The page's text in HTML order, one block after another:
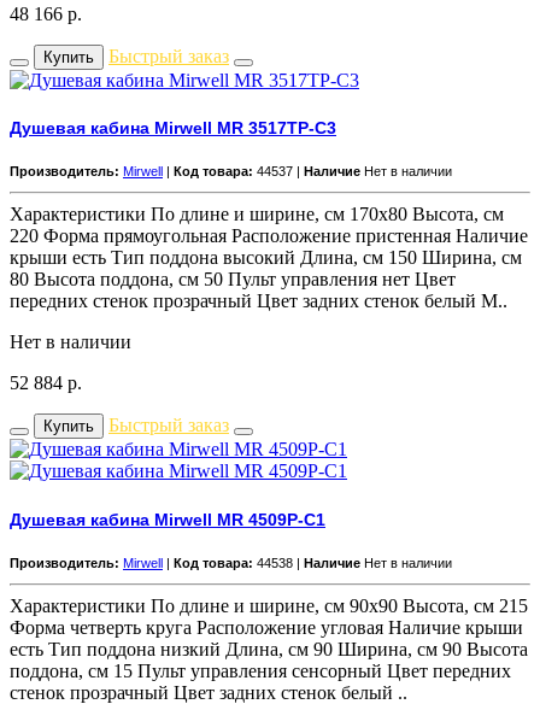
48 166 р.
Купить Быстрый заказ
Душевая кабина Mirwell MR 3517TP-C3
Производитель: Mirwell Код товара: 44537 | Наличие Нет в наличии
Характеристики По длине и ширине, см 170x80 Высота, см
220 Форма прямоугольная Расположение пристенная Наличие
крыши есть Тип поддона высокий Длина, см 150 Ширина, см
80 Высота поддона, см 50 Пульт управления нет Цвет
передних стенок прозрачный Цвет задних стенок белый М..
Нет в наличии
52 884 р.
Купить Быстрый заказ
Душевая кабина Mirwell MR 4509P-C1
Производитель: Mirwell | Код товара: 44538 | Наличие Нет в наличии
Характеристики По длине и ширине, см 90x90 Высота, см 215
Форма четверть круга Расположение угловая Наличие крыши
есть Тип поддона низкий Длина, см 90 Ширина, см 90 Высота
поддона, см 15 Пульт управления сенсорный Цвет передних
стенок прозрачный Цвет задних стенок белый ..